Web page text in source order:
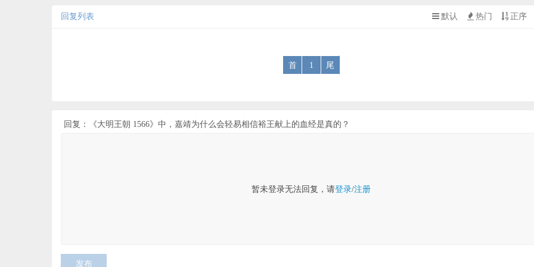
回复列表 默认 热门 正序
首 1 尾
回复：《大明王朝 1566》中，嘉靖为什么会轻易相信裕王献上的血经是真的？
暂未登录无法回复，请登录/注册
发布